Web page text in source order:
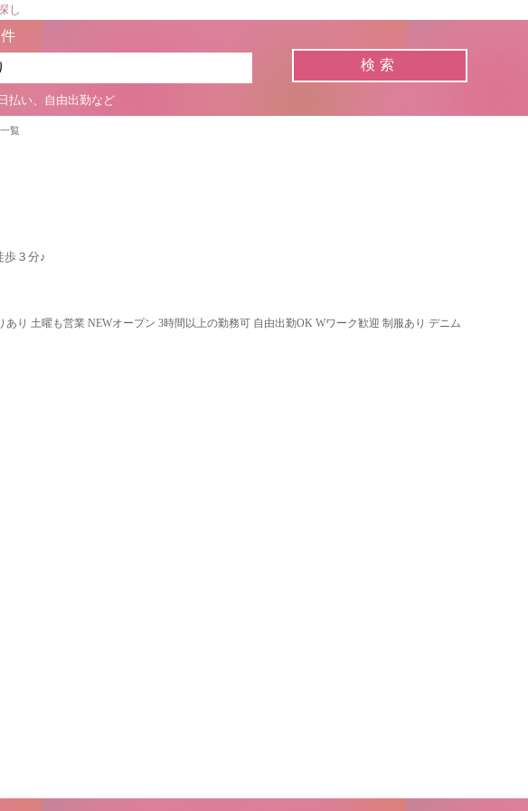
し
払い、自由出勤など
覧
歩３分♪
り 土曜も営業 NEWオープン 3時間以上の勤務可 自由出勤OK Wワーク歓迎 制服あり デニム